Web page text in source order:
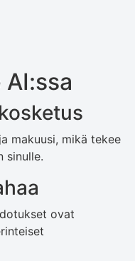
AI:ssa
makuusi, mikä tekee
sinulle.
ovat